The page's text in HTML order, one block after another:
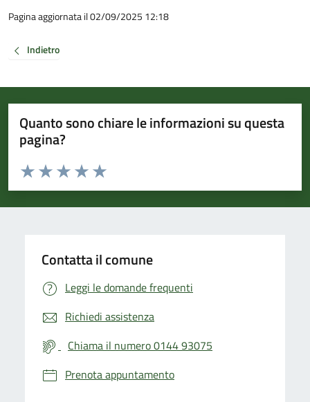
Pagina aggiornata il 02/09/2025 12:18
Indietro
Quanto sono chiare le informazioni su questa
pagina?
Valuta da 1 a 5 stelle la pagina
Valuta 5 stelle su 5
Valuta 4 stelle su 5
Valuta 3 stelle su 5
Valuta 2 stelle su 5
Valuta 1 stelle su 5
Contatta il comune
Leggi le domande frequenti
Richiedi assistenza
Chiama il numero 0144 93075
Prenota appuntamento